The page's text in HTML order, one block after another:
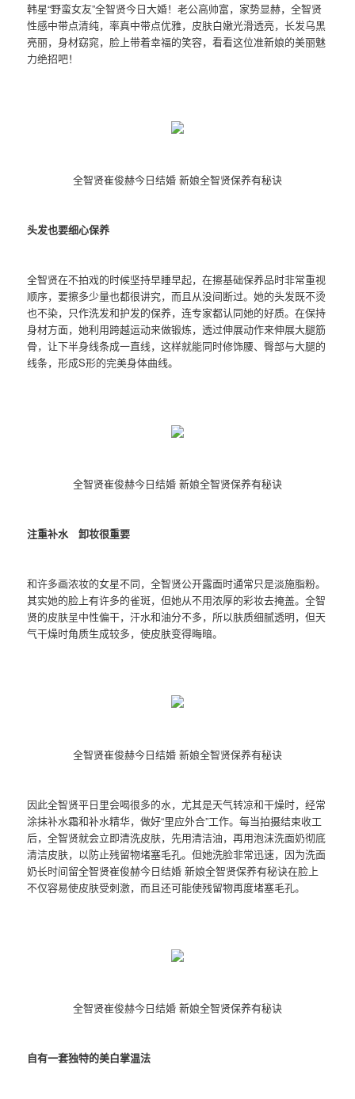
韩星“野蛮女友”全智贤今日大婚！老公高帅富，家势显赫，全智贤
性感中带点清纯，率真中带点优雅，皮肤白嫩光滑透亮，长发乌黑
亮丽，身材窈窕，脸上带着幸福的笑容，看看这位准新娘的美丽魅
力绝招吧！
全智贤崔俊赫今日结婚 新娘全智贤保养有秘诀
头发也要细心保养
全智贤在不拍戏的时候坚持早睡早起，在擦基础保养品时非常重视
顺序，要擦多少量也都很讲究，而且从没间断过。她的头发既不烫
也不染，只作洗发和护发的保养，连专家都认同她的好质。在保持
身材方面，她利用跨越运动来做锻炼，透过伸展动作来伸展大腿筋
骨，让下半身线条成一直线，这样就能同时修饰腰、臀部与大腿的
线条，形成S形的完美身体曲线。
全智贤崔俊赫今日结婚 新娘全智贤保养有秘诀
注重补水 卸妆很重要
和许多画浓妆的女星不同，全智贤公开露面时通常只是淡施脂粉。
其实她的脸上有许多的雀斑，但她从不用浓厚的彩妆去掩盖。全智
贤的皮肤呈中性偏干，汗水和油分不多，所以肤质细腻透明，但天
气干燥时角质生成较多，使皮肤变得晦暗。
全智贤崔俊赫今日结婚 新娘全智贤保养有秘诀
因此全智贤平日里会喝很多的水，尤其是天气转凉和干燥时，经常
涂抹补水霜和补水精华，做好“里应外合”工作。每当拍摄结束收工
后，全智贤就会立即清洗皮肤，先用清洁油，再用泡沫洗面奶彻底
清洁皮肤，以防止残留物堵塞毛孔。但她洗脸非常迅速，因为洗面
奶长时间留全智贤崔俊赫今日结婚 新娘全智贤保养有秘诀在脸上
不仅容易使皮肤受刺激，而且还可能使残留物再度堵塞毛孔。
全智贤崔俊赫今日结婚 新娘全智贤保养有秘诀
自有一套独特的美白掌温法